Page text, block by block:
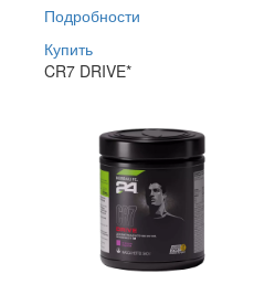
Подробности
Купить
CR7 DRIVE*